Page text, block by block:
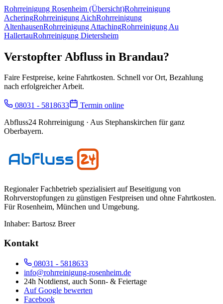
Rohrreinigung Rosenheim (Übersicht)Rohrreinigung
AcheringRohrreinigung AichRohrreinigung
AltenhausenRohrreinigung AttachingRohrreinigung Au
HallertauRohrreinigung Dietersheim
Verstopfter Abfluss in Brandau?
Faire Festpreise, keine Fahrtkosten. Schnell vor Ort, Bezahlung
nach erfolgreicher Arbeit.
08031 - 5818633
Termin online
Abfluss24 Rohrreinigung · Aus Stephanskirchen für ganz
Oberbayern.
Regionaler Fachbetrieb spezialisiert auf Beseitigung von
Rohrverstopfungen zu günstigen Festpreisen und ohne Fahrtkosten.
FürRosenheim, München und Umgebung.
Inhaber: Bartosz Breer
Kontakt
08031 - 5818633
info@rohrreinigung-rosenheim.de
24h Notdienst, auch Sonn- & Feiertage
Auf Google bewerten
Facebook